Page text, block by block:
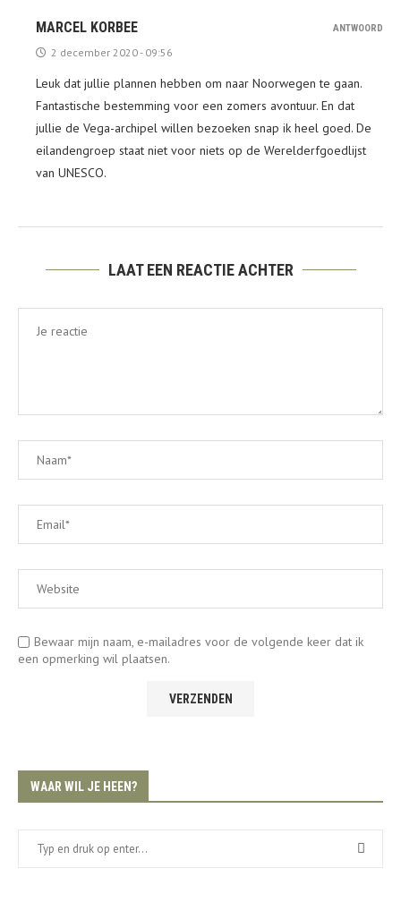
MARCEL KORBEE
2 december 2020 - 09:56
Leuk dat jullie plannen hebben om naar Noorwegen te gaan.
Fantastische bestemming voor een zomers avontuur. En dat
jullie de Vega-archipel willen bezoeken snap ik heel goed. De
eilandengroep staat niet voor niets op de Werelderfgoedlijst
van UNESCO.
ANTWOORD
LAAT EEN REACTIE ACHTER
Bewaar mijn naam, e-mailadres voor de volgende keer dat ik
een opmerking wil plaatsen.
WAAR WIL JE HEEN?